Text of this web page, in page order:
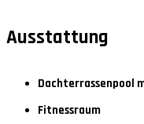
Ausstattung
Dachterrassenpool
Fitnessraum